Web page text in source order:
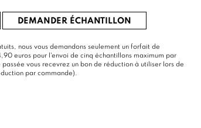
DEMANDER ÉCHANTILLON
nous vous demandons seulement un forfait de
euros pour l'envoi de cinq échantillons maximum par
vous recevrez un bon de réduction à utiliser lors de
par commande).